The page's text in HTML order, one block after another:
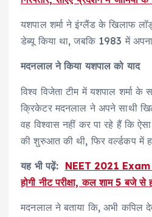
यशपाल शर्मा ने इंग्लैंड के खिलाफ
डेब्यू किया था, जबकि 1983 में
मदनलाल ने किया यशपाल को याद
विश्व विजेता टीम में यशपाल शर्मा के
क्रिकेटर मदनलाल ने अपने साथी
वह विश्वास नहीं कर पा रहे हैं कि
की शुरुआत की थी, फिर वर्ल्डकप में
यह भी पढ़ें: NEET 2021
होगी नीट परीक्षा, कल शाम 5
मदनलाल ने बताया कि, अभी कपिल